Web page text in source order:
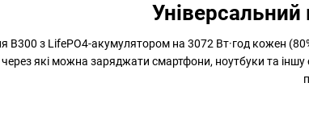
B300 з LifePO4-акумулятором на 3072 Вт·год кожен
які можна заряджати смартфони, ноутбуки та